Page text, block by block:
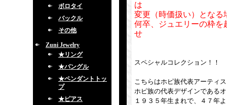
ボロタイ
バックル
その他
Zuni Jewelry
★リング
★バングル
★ペンダントトッ
プ
★ピアス
は
変更（時価扱い）となる
何卒、ジュエリーの枠を
せ
スペシャルコレクション！！
こちらはホピ族代表アーティ
ホピ族の代表デザインである
１９３５年生まれで、４７年